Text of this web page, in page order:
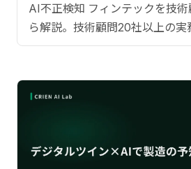
AI不正検知 フィンテックを技
ら解説。技術顧問20社以上の実
入成果の具体的数値。日本市場
修：佐藤淳一（CRIEN CEO）】